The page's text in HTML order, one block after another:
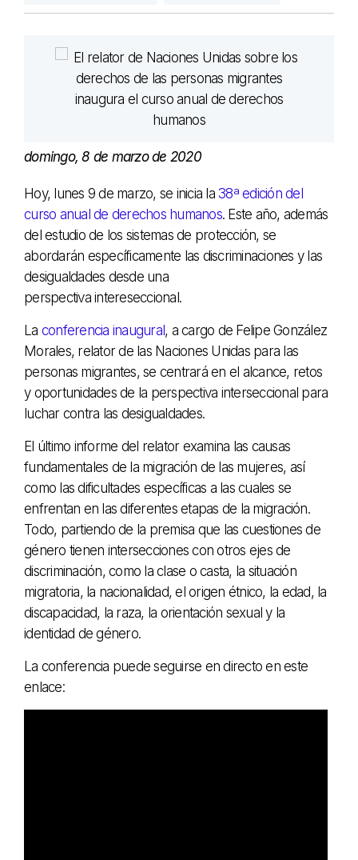
domingo, 8 de marzo de 2020
Hoy, lunes 9 de marzo, se inicia la 38ª edición del
curso anual de derechos humanos. Este año, además
del estudio de los sistemas de protección, se
abordarán específicamente las discriminaciones y las
desigualdades desde una
perspectiva intereseccional.
La conferencia inaugural, a cargo de Felipe González
Morales, relator de las Naciones Unidas para las
personas migrantes, se centrará en el alcance, retos
y oportunidades de la perspectiva interseccional para
luchar contra las desigualdades.
El último informe del relator examina las causas
fundamentales de la migración de las mujeres, así
como las dificultades específicas a las cuales se
enfrentan en las diferentes etapas de la migración.
Todo, partiendo de la premisa que las cuestiones de
género tienen intersecciones con otros ejes de
discriminación, como la clase o casta, la situación
migratoria, la nacionalidad, el origen étnico, la edad, la
discapacidad, la raza, la orientación sexual y la
identidad de género.
La conferencia puede seguirse en directo en este
enlace: